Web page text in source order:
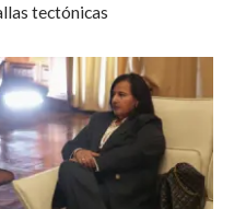
tectónicas